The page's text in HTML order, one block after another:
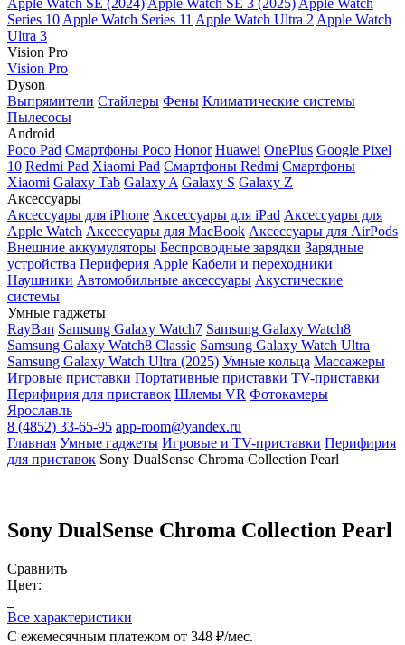
Apple Watch SE (2024) Apple Watch SE 3 (2025) Apple Watch
Series 10 Apple Watch Series 11 Apple Watch Ultra 2 Apple Watch
Ultra 3
Vision Pro
Vision Pro
Dyson
Выпрямители Стайлеры Фены Климатические системы
Пылесосы
Android
Poco Pad Смартфоны Poco Honor Huawei OnePlus Google Pixel
10 Redmi Pad Xiaomi Pad Смартфоны Redmi Смартфоны
Xiaomi Galaxy Tab Galaxy A Galaxy S Galaxy Z
Аксессуары
Аксессуары для iPhone Аксессуары для iPad Аксессуары для
Apple Watch Аксессуары для MacBook Аксессуары для AirPods
Внешние аккумуляторы Беспроводные зарядки Зарядные
устройства Периферия Apple Кабели и переходники
Наушники Автомобильные аксессуары Акустические
системы
Умные гаджеты
RayBan Samsung Galaxy Watch7 Samsung Galaxy Watch8
Samsung Galaxy Watch8 Classic Samsung Galaxy Watch Ultra
Samsung Galaxy Watch Ultra (2025) Умные кольца Массажеры
Игровые приставки Портативные приставки TV-приставки
Перифирия для приставок Шлемы VR Фотокамеры
Ярославль
8 (4852) 33-65-95 app-room@yandex.ru
Главная Умные гаджеты Игровые и TV-приставки Перифирия
для приставок Sony DualSense Chroma Collection Pearl
Sony DualSense Chroma Collection Pearl
Сравнить
Цвет:
Все характеристики
С ежемесячным платежом от 348 ₽/мес.